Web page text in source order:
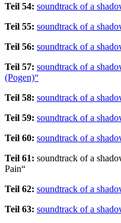
Teil 54: soundtrack of a
Teil 55: soundtrack of a
Teil 56: soundtrack of a
Teil 57: soundtrack of a
(Pogen)“
Teil 58: soundtrack of a
Teil 59: soundtrack of a
Teil 60: soundtrack of a
Teil 61: soundtrack of a
Pain“
Teil 62: soundtrack of a
Teil 63: soundtrack of a